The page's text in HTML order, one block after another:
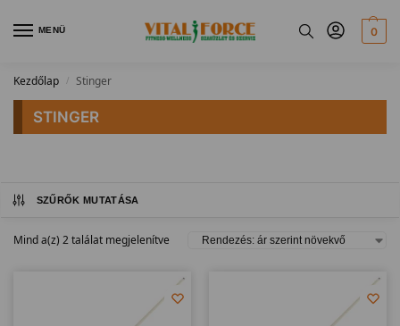
MENÜ 0
Kezdőlap / Stinger
STINGER
SZŰRŐK MUTATÁSA
Mind a(z) 2 találat megjelenítve